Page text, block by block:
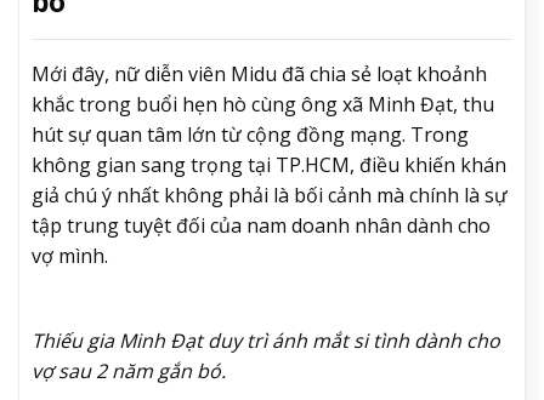
Mới đây, nữ diễn viên Midu đã chia sẻ loạt khoảnh
khắc trong buổi hẹn hò cùng ông xã Minh Đạt, thu
hút sự quan tâm lớn từ cộng đồng mạng. Trong
không gian sang trọng tại TP.HCM, điều khiến khán
giả chú ý nhất không phải là bối cảnh mà chính là sự
tập trung tuyệt đối của nam doanh nhân dành cho
vợ mình.
Thiếu gia Minh Đạt duy trì ánh mắt si tình dành cho
vợ sau 2 năm gắn bó.